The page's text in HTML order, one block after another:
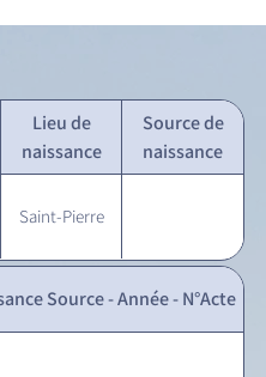
Lieu de
naissance
Source de
naissance
Saint-Pierre
Source - Année - N°Acte